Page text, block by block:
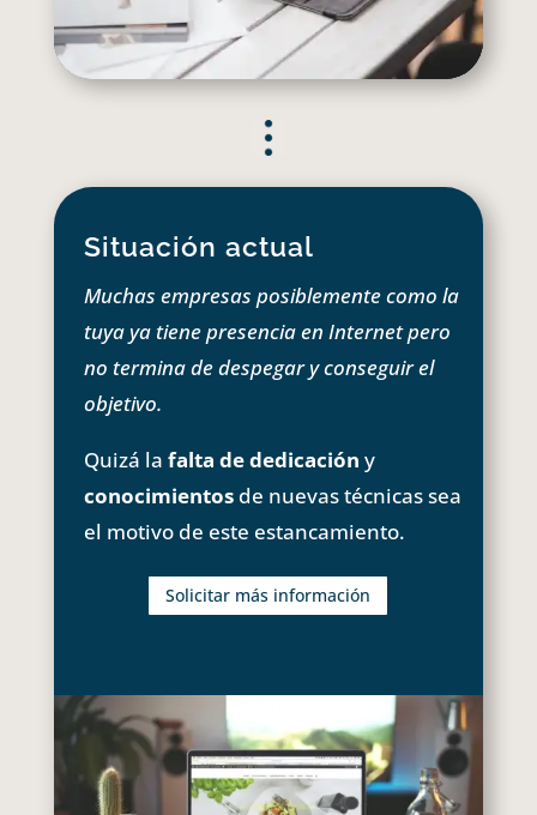
Situación actual
Muchas empresas posiblemente como la
tuya ya tiene presencia en Internet pero
no termina de despegar y conseguir el
objetivo.
Quizá la falta de dedicación y
conocimientosde nuevas técnicas sea
el motivo de este estancamiento.
Solicitar más información